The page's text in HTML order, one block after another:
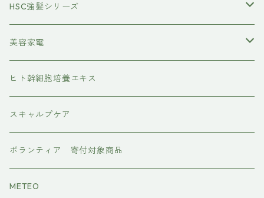
トステアケア
レブリン酸ケア
水素トリートメント
プレックスケア
CMCケア
HSC強髪シリーズ
アイラッシュ
美容家電
ヘアアイロン
マグネット
ドライヤー
ワンダム
ヒト幹細胞培養エキス
スキャルプケア
ボランティア 寄付対象商品
METEO